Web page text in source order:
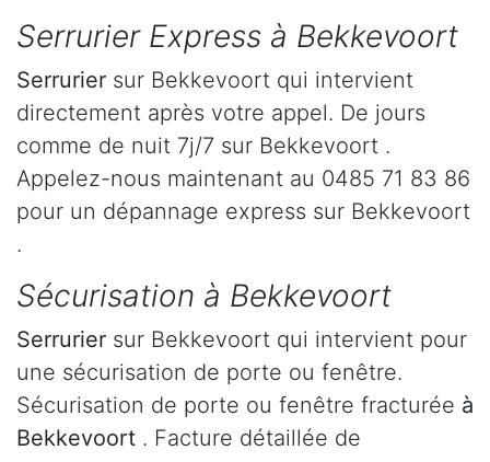
Serrurier Express à Bekkevoort
Serrurier sur Bekkevoort qui intervient
directement après votre appel. De jours
comme de nuit 7j/7 sur Bekkevoort .
Appelez-nous maintenant au 0485 71 83 86
pour un dépannage express sur Bekkevoort
.
Sécurisation à Bekkevoort
Serrurier sur Bekkevoort qui intervient pour
une sécurisation de porte ou fenêtre.
Sécurisation de porte ou fenêtre fracturée à
Bekkevoort . Facture détaillée de